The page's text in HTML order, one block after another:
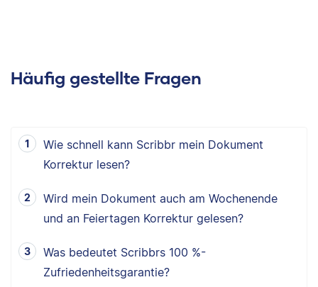
Häufig gestellte Fragen
Wie schnell kann Scribbr mein Dokument
Korrektur lesen?
Wird mein Dokument auch am Wochenende
und an Feiertagen Korrektur gelesen?
Was bedeutet Scribbrs 100 %-
Zufriedenheitsgarantie?